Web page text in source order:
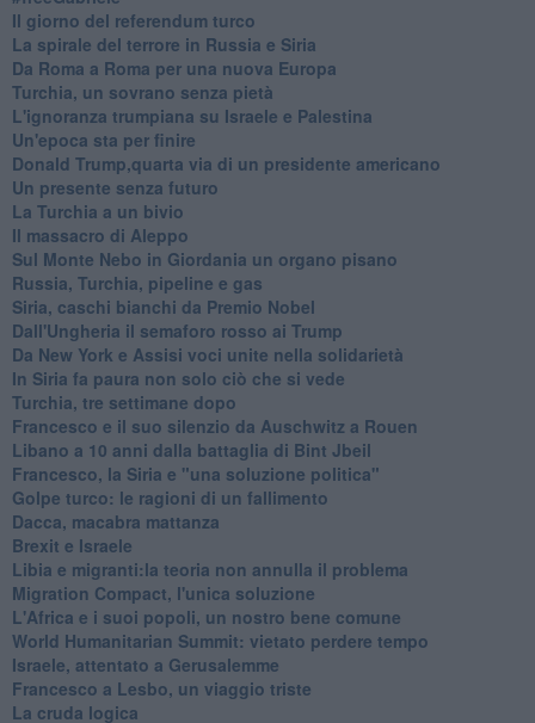
Il giorno del referendum turco
La spirale del terrore in Russia e Siria
Da Roma a Roma per una nuova Europa
Turchia, un sovrano senza pietà
L'ignoranza trumpiana su Israele e Palestina
Un'epoca sta per finire
Donald Trump,quarta via di un presidente americano
Un presente senza futuro
La Turchia a un bivio
Il massacro di Aleppo
Sul Monte Nebo in Giordania un organo pisano
Russia, Turchia, pipeline e gas
Siria, caschi bianchi da Premio Nobel
Dall'Ungheria il semaforo rosso ai Trump
Da New York e Assisi voci unite nella solidarietà
In Siria fa paura non solo ciò che si vede
Turchia, tre settimane dopo
Francesco e il suo silenzio da Auschwitz a Rouen
Libano a 10 anni dalla battaglia di Bint Jbeil
Francesco, la Siria e "una soluzione politica"
Golpe turco: le ragioni di un fallimento
Dacca, macabra mattanza
Brexit e Israele
Libia e migranti:la teoria non annulla il problema
Migration Compact, l'unica soluzione
L'Africa e i suoi popoli, un nostro bene comune
World Humanitarian Summit: vietato perdere tempo
Israele, attentato a Gerusalemme
Francesco a Lesbo, un viaggio triste
La cruda logica